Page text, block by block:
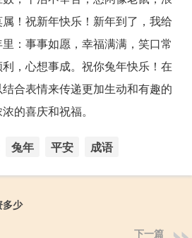
！祝新年快乐！新年到了，我给
：事事如愿，幸福满满，笑口常
，心想事成。祝你兔年快乐！在
合表情来传递更加生动和有趣的
的喜庆和祝福。
兔年 平安 成语
多少
下一篇